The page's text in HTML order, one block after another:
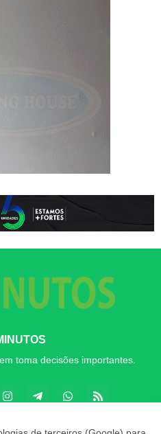
toma decisões importantes.